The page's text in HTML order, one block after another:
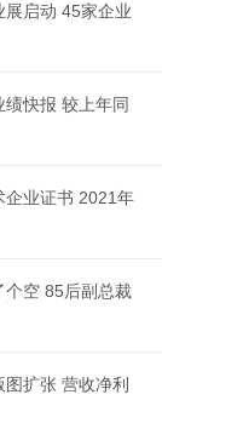
展启动 45家企业
快报 较上年同
企业证书 2021年
个空 85后副总裁
扩张 营收净利